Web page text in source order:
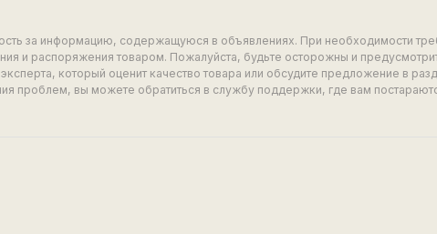
за информацию, содержащуюся в объявлениях. При необходимости
и распоряжения товаром. Пожалуйста, будьте осторожны и
который оценит качество товара или обсудите предложение в
проблем, вы можете обратиться в службу поддержки, где вам